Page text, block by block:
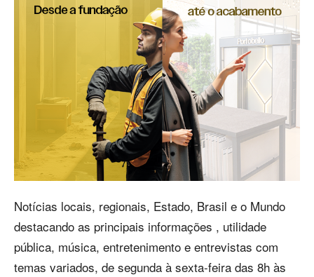
Notícias locais, regionais, Estado, Brasil e o Mundo
destacando as principais informações , utilidade
pública, música, entretenimento e entrevistas com
temas variados, de segunda à sexta-feira das 8h às